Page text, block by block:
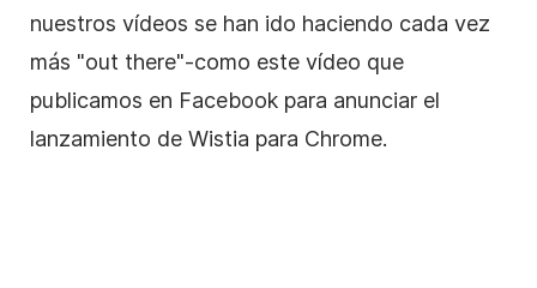
nuestros vídeos se han ido haciendo cada vez
más "out there"-como este vídeo que
publicamos en Facebook para anunciar el
lanzamiento de Wistia para Chrome.